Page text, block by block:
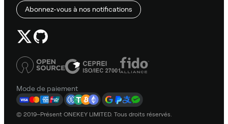
Abonnez-vous à nos notifications
Mode de paiement
© 2019–Présent ONEKEY LIMITED. Tous droits réservés.